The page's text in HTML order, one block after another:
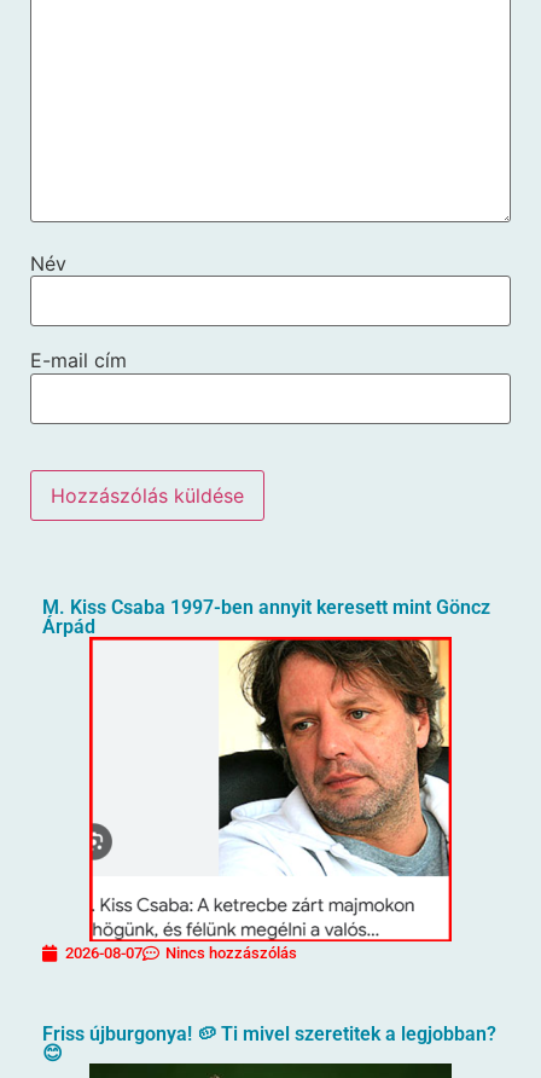
Név
E-mail cím
M. Kiss Csaba 1997-ben annyit keresett mint Göncz
Árpád
2026-08-07 Nincs hozzászólás
Friss újburgonya! 🥔 Ti mivel szeretitek a legjobban?
😊